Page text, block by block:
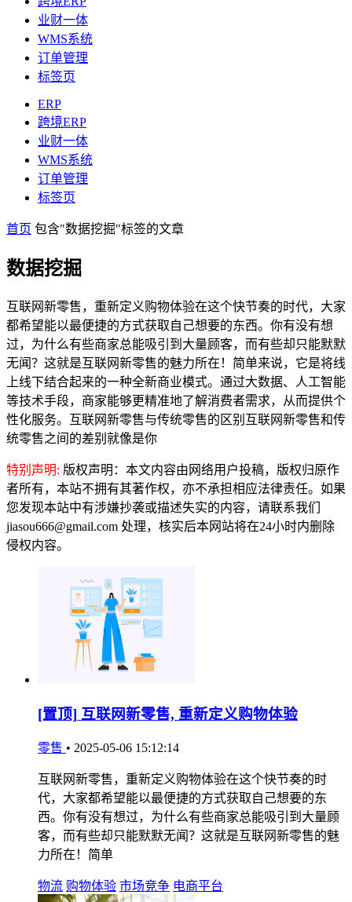
业财一体
WMS系统
订单管理
标签页
ERP
跨境ERP
业财一体
WMS系统
订单管理
标签页
首页 包含"数据挖掘"标签的文章
数据挖掘
互联网新零售，重新定义购物体验在这个快节奏的时代，大家
都希望能以最便捷的方式获取自己想要的东西。你有没有想
过，为什么有些商家总能吸引到大量顾客，而有些却只能默默
无闻？这就是互联网新零售的魅力所在！简单来说，它是将线
上线下结合起来的一种全新商业模式。通过大数据、人工智能
等技术手段，商家能够更精准地了解消费者需求，从而提供个
性化服务。互联网新零售与传统零售的区别互联网新零售和传
统零售之间的差别就像是你
特别声明: 版权声明：本文内容由网络用户投稿，版权归原作
者所有，本站不拥有其著作权，亦不承担相应法律责任。如果
您发现本站中有涉嫌抄袭或描述失实的内容，请联系我们
jiasou666@gmail.com 处理，核实后本网站将在24小时内删除
侵权内容。
[置顶] 互联网新零售, 重新定义购物体验
零售 • 2025-05-06 15:12:14
互联网新零售，重新定义购物体验在这个快节奏的时
代，大家都希望能以最便捷的方式获取自己想要的东
西。你有没有想过，为什么有些商家总能吸引到大量顾
客，而有些却只能默默无闻？这就是互联网新零售的魅
力所在！简单
物流 购物体验 市场竞争 电商平台